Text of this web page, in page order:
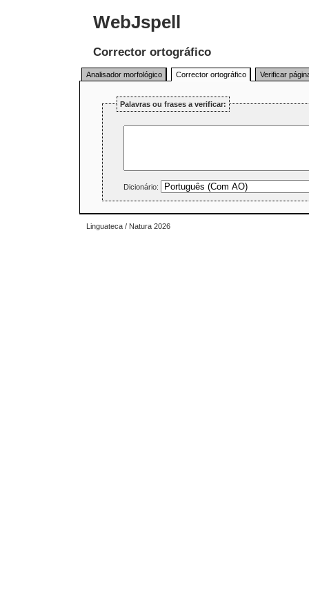
WebJspell
Corrector ortográfico
Analisador morfológico Corrector ortográfico Verificar
Palavras ou frases a verificar:
Dicionário:
Linguateca / Natura 2026